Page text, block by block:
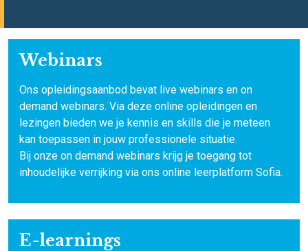
Webinars
Ons opleidingsaanbod bevat live webinars en on
demand webinars. Via deze online opleidingen en
lezingen bieden we je kennis en skills die je meteen
kan toepassen in jouw professionele situatie.
Bij onze on demand webinars krijg je toegang tot
inhoudelijke verrijking via ons online leerplatform Sofia.
E-learnings